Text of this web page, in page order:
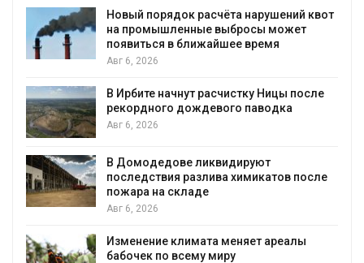
Новый порядок расчёта нарушений квот
на промышленные выбросы может
появиться в ближайшее время
Авг 6, 2026
В Ирбите начнут расчистку Ницы после
рекордного дождевого паводка
Авг 6, 2026
В Домодедове ликвидируют
последствия разлива химикатов после
пожара на складе
Авг 6, 2026
Изменение климата меняет ареалы
бабочек по всему миру